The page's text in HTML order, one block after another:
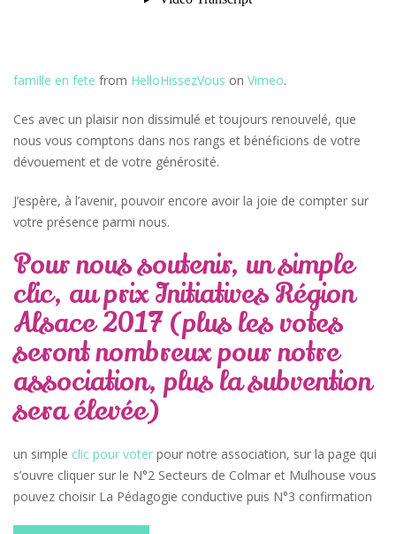
famille en fete from HelloHissezVous on Vimeo.
Ces avec un plaisir non dissimulé et toujours renouvelé, que
nous vous comptons dans nos rangs et bénéficions de votre
dévouement et de votre générosité.
J’espère, à l’avenir, pouvoir encore avoir la joie de compter sur
votre présence parmi nous.
Pour nous soutenir, un simple
clic, au prix Initiatives Région
Alsace 2017(plus les votes
seront nombreux pour notre
association, plus la subvention
sera élevée)
un simple clic pour voter pour notre association, sur la page qui
s’ouvre cliquer sur le N°2 Secteurs de Colmar et Mulhouse vous
pouvez choisir La Pédagogie conductive puis N°3 confirmation